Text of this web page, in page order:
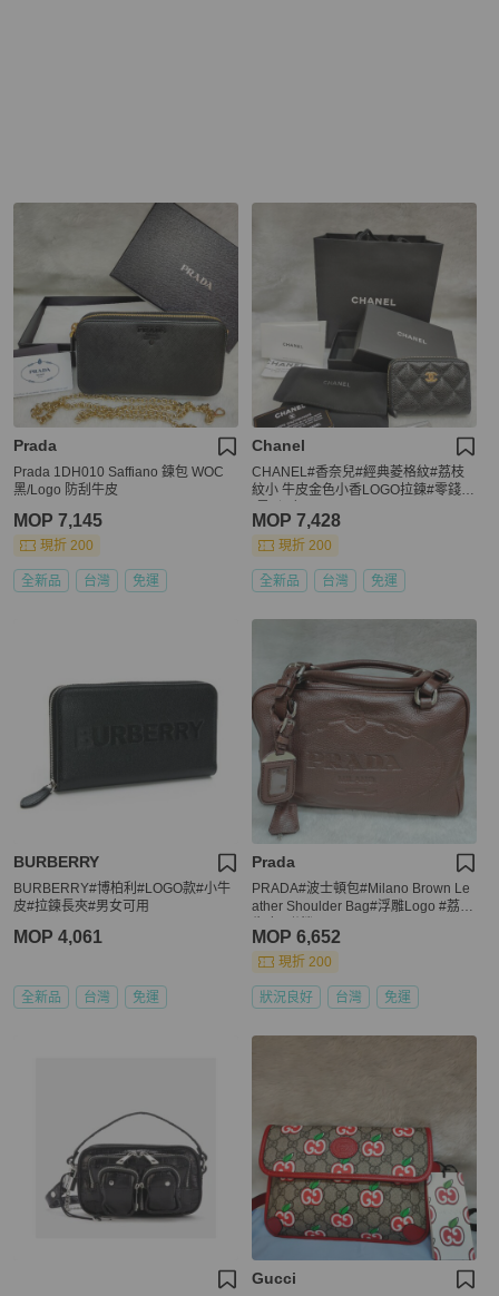
Prada
Prada 1DH010 Saffiano 鍊包 WOC
黑/Logo 防刮牛皮
MOP 7,145
現折 200
全新品 台灣 免運
Chanel
CHANEL#香奈兒#經典菱格紋#荔枝
紋小 牛皮金色小香LOGO拉鍊#零錢包
MOP 7,428
現折 200
全新品 台灣 免運
BURBERRY
BURBERRY#博柏利#LOGO款#小牛
皮#拉鍊長夾#男女可用
MOP 4,061
全新品 台灣 免運
Prada
PRADA#波士頓包#Milano Brown Le
ather Shoulder Bag#浮雕Logo #荔枝
MOP 6,652
現折 200
狀況良好 台灣 免運
Gucci